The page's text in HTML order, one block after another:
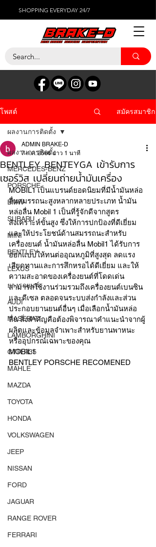
SHOPPING EVERYDAY 24/7
โพสต์ สมัครสมาชิก
ผลงานการติดตั้ง
MERCEDES-BENZ
PORSCHE
BMW
SUBARU
MINI
BENTLEY
LEXUS
ยางรถยนต์
AUDI
MASERATI
LAMBORGHINI
GTR R35
MAHLE
MAZDA
TOYOTA
HONDA
VOLKSWAGEN
JEEP
NISSAN
FORD
JAGUAR
RANGE ROVER
FERRARI
ผลงานการติดตั้ง
BENTLEY BENTEYGA เข้ารับการ
เซอร์วิส เปลี่ยนถ่ายน้ำมันเครื่อง
ADMIN BRAKE-D
7 ก.ค. 2566 ยาว 1 นาที
MOBIL1 เป็นแบรนด์ยอดนิยมที่มีน้ำมันหล่อ
ลื่นสมรรถนะสูงหลากหลายประเภท น้ำมัน
หล่อลื่น Mobil 1 เป็นที่รู้จักดีจากสูตร
สังเคราะห์ขั้นสูง ซึ่งให้การปกป้องที่ดีเยี่ยม
และให้ประโยชน์ด้านสมรรถนะสำหรับ
เครื่องยนต์ น้ำมันหล่อลื่น Mobil1 ได้รับการ
ออกแบบให้ทนต่ออุณหภูมิที่สูงสุด ลดแรง
เสียดทานและการสึกหรอได้ดีเยี่ยม และให้
ความสะอาดของเครื่องยนต์ที่โดดเด่น
สามารถใช้งานร่วมรวมถึงเครื่องยนต์เบนซิน
และดีเซล ตลอดจนระบบส่งกำลังและส่วน
ประกอบยานยนต์อื่นๆ เมื่อเลือกน้ำมันหล่อ
ลื่น สิ่งสำคัญคือต้องพิจารณาคำแนะนำจากผู้
ผลิตและข้อมูลจำเพาะสำหรับยานพาหนะ
หรืออุปกรณ์เฉพาะของคุณ
MOBIL1
BENTLEY PORSCHE RECOMENED